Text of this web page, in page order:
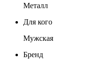
Металл
Для кого
Мужская
Бренд